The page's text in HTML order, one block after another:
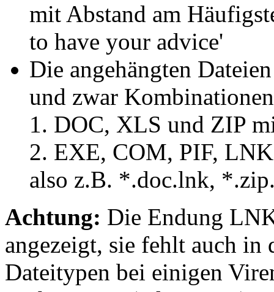
mit Abstand am
to have your advice'
Die angehängten
und zwar
DOC, XLS und ZIP
EXE, COM, PIF,
also z.B. *.doc.lnk,
Achtung: Die Endung
angezeigt, sie fehlt auch in
Dateitypen bei einigen